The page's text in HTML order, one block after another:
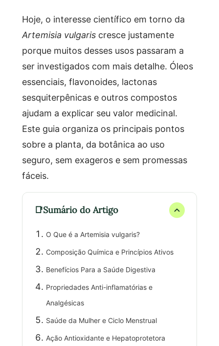
Hoje, o interesse científico em torno da
Artemisia vulgariscresce justamente
porque muitos desses usos passaram a
ser investigados com mais detalhe. Óleos
essenciais, flavonoides, lactonas
sesquiterpênicas e outros compostos
ajudam a explicar seu valor medicinal.
Este guia organiza os principais pontos
sobre a planta, da botânica ao uso
seguro, sem exageros e sem promessas
fáceis.
Sumário do Artigo
O Que é a Artemisia vulgaris?
Composição Química e Princípios Ativos
Benefícios Para a Saúde Digestiva
Propriedades Anti-inflamatórias e
Analgésicas
Saúde da Mulher e Ciclo Menstrual
Ação Antioxidante e Hepatoprotetora